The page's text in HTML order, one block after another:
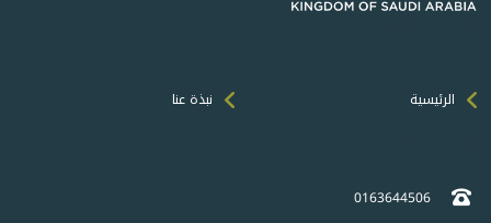
الرئيسية نبذة عنا
0163644506